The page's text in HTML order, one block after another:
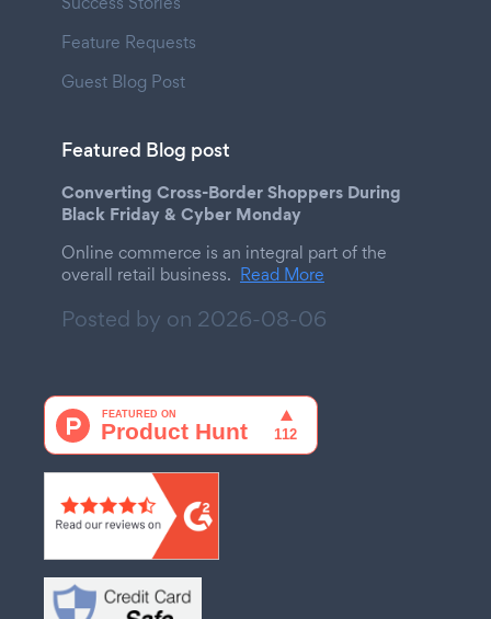
Feature Requests
Guest Blog Post
Featured Blog post
Converting Cross-Border Shoppers During
Black Friday & Cyber Monday
Online commerce is an integral part of the
overall retail business. Read More
Posted by on 2026-08-06